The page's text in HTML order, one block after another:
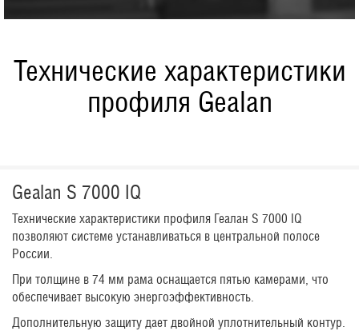
Технические характеристики
профиля Gealan
Gealan S 7000 IQ
Технические характеристики профиля Геалан S 7000 IQ
позволяют системе устанавливаться в центральной полосе
России.
При толщине в 74 мм рама оснащается пятью камерами, что
обеспечивает высокую энергоэффективность.
Дополнительную защиту дает двойной уплотнительный контур.